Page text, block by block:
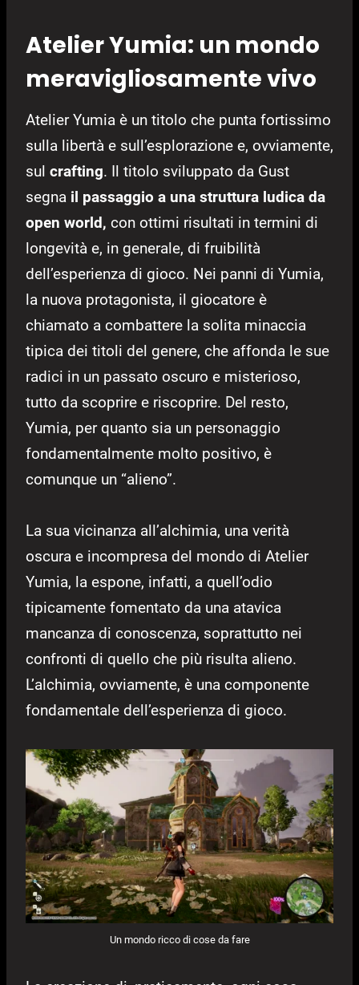
Atelier Yumia: un mondo
meravigliosamente vivo
Atelier Yumia è un titolo che punta fortissimo
sulla libertà e sull’esplorazione e, ovviamente,
sul crafting. Il titolo sviluppato da Gust
segna il passaggio a una struttura ludica da
open world, con ottimi risultati in termini di
longevità e, in generale, di fruibilità
dell’esperienza di gioco. Nei panni di Yumia,
la nuova protagonista, il giocatore è
chiamato a combattere la solita minaccia
tipica dei titoli del genere, che affonda le sue
radici in un passato oscuro e misterioso,
tutto da scoprire e riscoprire. Del resto,
Yumia, per quanto sia un personaggio
fondamentalmente molto positivo, è
comunque un “alieno”.
La sua vicinanza all’alchimia, una verità
oscura e incompresa del mondo di Atelier
Yumia, la espone, infatti, a quell’odio
tipicamente fomentato da una atavica
mancanza di conoscenza, soprattutto nei
confronti di quello che più risulta alieno.
L’alchimia, ovviamente, è una componente
fondamentale dell’esperienza di gioco.
Un mondo ricco di cose da fare